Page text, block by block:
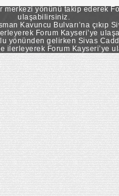
merkezi yönünü takip ederek
ulaşabilirsiniz.
Kavuncu Bulvarı’na çıkıp
Forum Kayseri’ye
yönünden gelirken Sivas
ilerleyerek Forum Kayseri’ye